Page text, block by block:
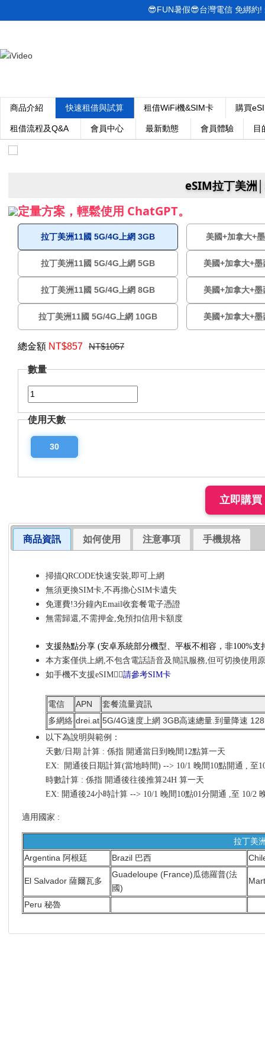
商品介紹 快速租借與試算 租借WiFi機&SIM卡 購買
租借流程及Q&A 會員中心 最新動態 會員體驗 目
😎FUN暑假😎台灣電信 免綁約
eSIM拉丁美洲
定量方案，輕鬆使用 ChatGPT。
拉丁美洲11國 5G/4G上網 3GB 美國+加拿大+
拉丁美洲11國 5G/4G上網 5GB 美國+加拿大+
拉丁美洲11國 5G/4G上網 8GB 美國+加拿大+
拉丁美洲11國 5G/4G上網 10GB 美國+加拿大+
總金額 NT$857 NT$1057
數量
使用天數
30
商品資訊 如何使用 注意事項 手機規格
掃描QRCODE快速安裝,即可上網
無須更換SIM卡,不再擔心SIM卡遺失
免運費!3分鐘內Email收套餐電子憑證
無需歸還,不需押金,免預扣信用卡額度
支援熱點分享 (安卓系統部分機型、平板不相容，非100%支
本方案僅供上網,不包含電話語音及簡訊服務,但可切換使用
如手機不支援eSIM👉🏼請參考SIM卡
電信 APN
套餐流量資訊
多網絡 drei.at 5G/4G速度上網 3GB高速總量.到量降速
以下為說明與範例：
天數/日期 計算 : 係指 開通當日到晚間12點算一天
EX: 開通後日期計算(當地時間) --> 10/1 晚間10點開通 , 至
時數計算 : 係指 開通後往後推算24H 算一天
EX: 開通後24小時計算 --> 10/1 晚間10點01分開通 ,至 10/2
適用國家 :
拉丁美
Argentina 阿根廷
Brazil 巴西
El Salvador 薩爾瓦多
Guadeloupe (France)瓜德羅普(法
國)
Peru 秘魯